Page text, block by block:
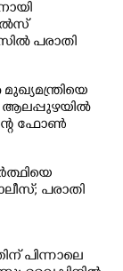
പരാതി
മുഖ്യമന്ത്രിയെ
ആലപ്പുഴയിൽ
ഫോൺ
പരാതി
പിന്നാലെ